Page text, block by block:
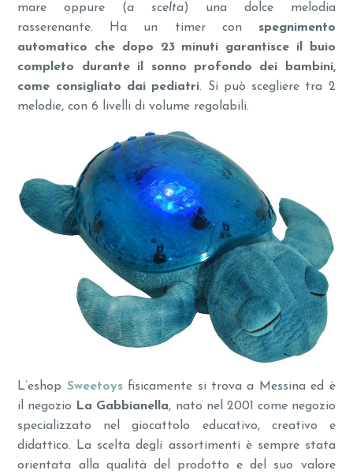
mare oppure (a scelta) una dolce melodia
rasserenante. Ha un timer con spegnimento
automatico che dopo 23 minuti garantisce il buio
completo durante il sonno profondo dei bambini,
come consigliato dai pediatri. Si può scegliere tra 2
melodie, con 6 livelli di volume regolabili.
L’eshop Sweetoysfisicamente si trova a Messina ed è
il negozio
La Gabbianella, nato nel 2001 come negozio
specializzato nel giocattolo educativo, creativo e
didattico. La scelta degli assortimenti è sempre stata
orientata alla qualità del prodotto e del suo valore